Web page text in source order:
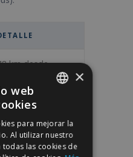
km desde
minutos
aproximados
15 (autovía) y
ENGLISH
×
web
para mejorar la
Al utilizar nuestro
todas las cookies de